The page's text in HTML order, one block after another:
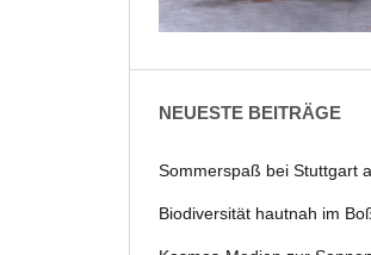
NEUESTE BEITRÄGE
Sommerspaß bei Stuttgart
Biodiversität hautnah im